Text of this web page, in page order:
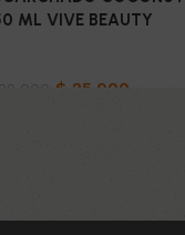
ML VIVE BEAUTY
$ 25.000